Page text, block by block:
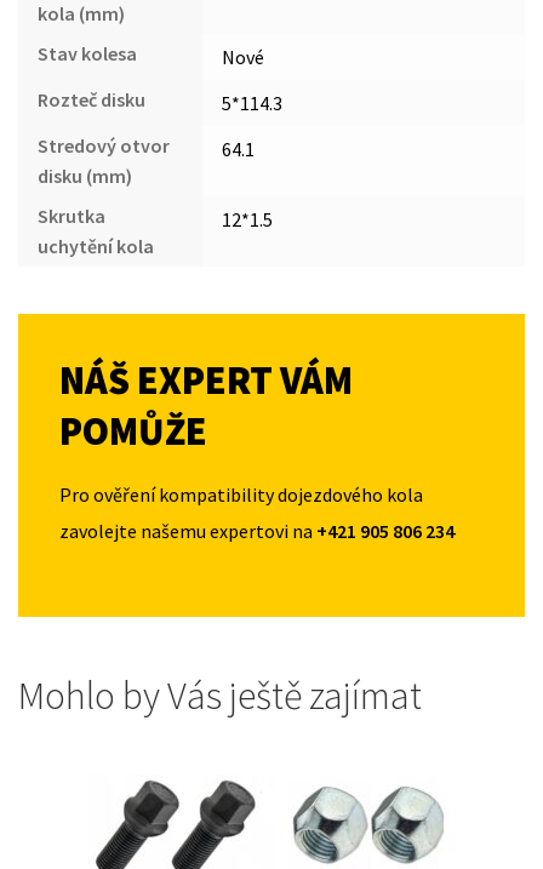
kola (mm)
Stav kolesa
Nové
Rozteč disku
5*114.3
Stredový otvor
disku (mm)
64.1
Skrutka
uchytění kola
12*1.5
NÁŠ EXPERT VÁM
POMŮŽE
Pro ověření kompatibility dojezdového kola
zavolejte našemu expertovi na +421 905 806 234
Mohlo by Vás ještě zajímat